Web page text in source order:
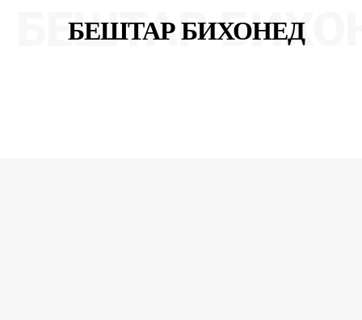
БЕШТАР БИХОНЕД
БЕШТАР